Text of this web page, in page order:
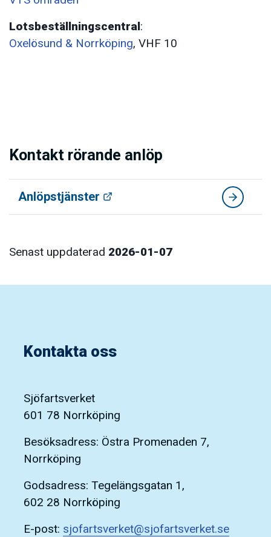
Lotsbeställningscentral:
Oxelösund & Norrköping, VHF 10
Kontakt rörande anlöp
Anlöpstjänster
Senast uppdaterad 2026-01-07
Kontakta oss
Sjöfartsverket
601 78 Norrköping
Besöksadress: Östra Promenaden 7,
Norrköping
Godsadress: Tegelängsgatan 1,
602 28 Norrköping
E-post: sjofartsverket@sjofartsverket.se